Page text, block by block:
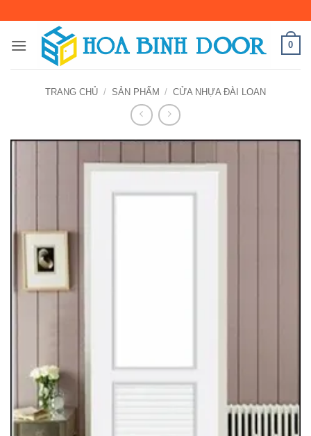
nội
0
TRANG CHỦ / SẢN PHẨM / CỬA NHỰA ĐÀI LOAN